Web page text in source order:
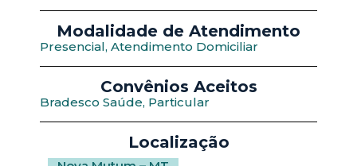
Modalidade de Atendimento
Presencial, Atendimento Domiciliar
Convênios Aceitos
Bradesco Saúde, Particular
Localização